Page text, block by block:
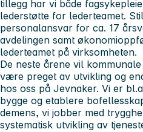
tillegg har vi både
lederstøtte for lederteamet.
personalansvar for ca. 17
avdelingen samt
lederteamet på virksomheten.
De neste årene vil
være preget av utvikling og
hos oss på Jevnaker. Vi er
bygge og etablere
demens, vi jobber med
systematisk utvikling av